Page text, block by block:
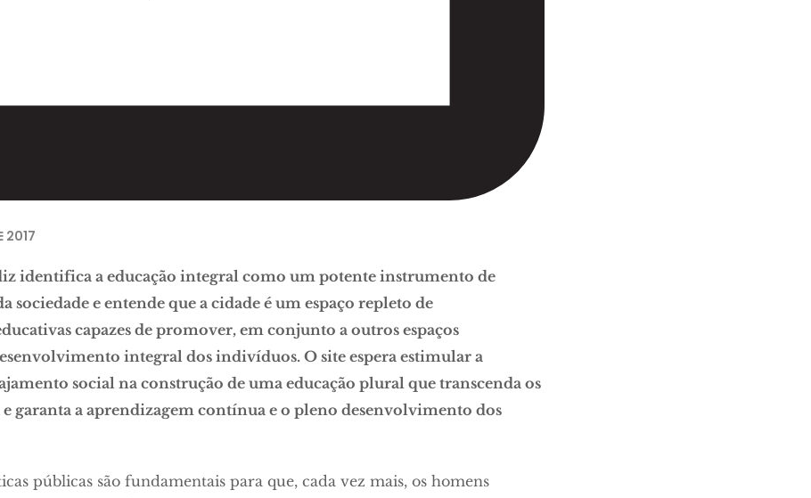
2017
identifica a educação integral como um potente instrumento de
sociedade e entende que a cidade é um espaço repleto de
capazes de promover, em conjunto a outros espaços
integral dos indivíduos. O site espera estimular a
social na construção de uma educação plural que transcenda os
e garanta a aprendizagem contínua e o pleno desenvolvimento dos
públicas são fundamentais para que, cada vez mais, os homens